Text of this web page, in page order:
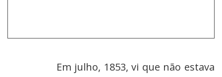
Em julho, 1853, vi que não estava